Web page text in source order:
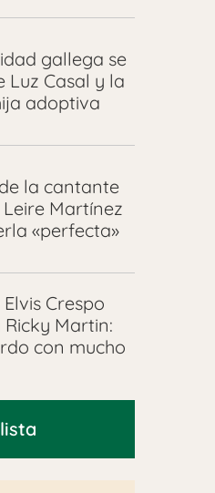
gallega se
Luz Casal y la
adoptiva
la cantante
Martínez
«perfecta»
Crespo
Martin:
con mucho